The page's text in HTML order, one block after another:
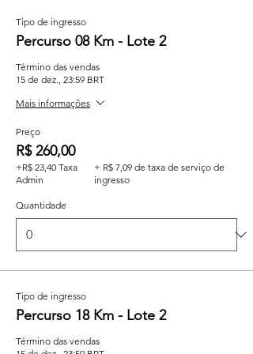
Tipo de ingresso
Percurso 08 Km - Lote 2
Término das vendas
15 de dez., 23:59 BRT
Mais informações
Preço
R$ 260,00
+R$ 23,40 Taxa
Admin
+ R$ 7,09 de taxa de serviço de
ingresso
Quantidade
Tipo de ingresso
Percurso 18 Km - Lote 2
Término das vendas